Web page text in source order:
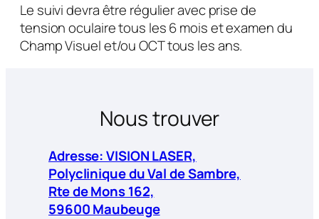
Le suivi devra être régulier avec prise de
tension oculaire tous les 6 mois et examen du
Champ Visuel et/ou OCT tous les ans.
Nous trouver
Adresse: VISION LASER,
Polyclinique du Val de Sambre,
Rte de Mons 162,
59600 Maubeuge